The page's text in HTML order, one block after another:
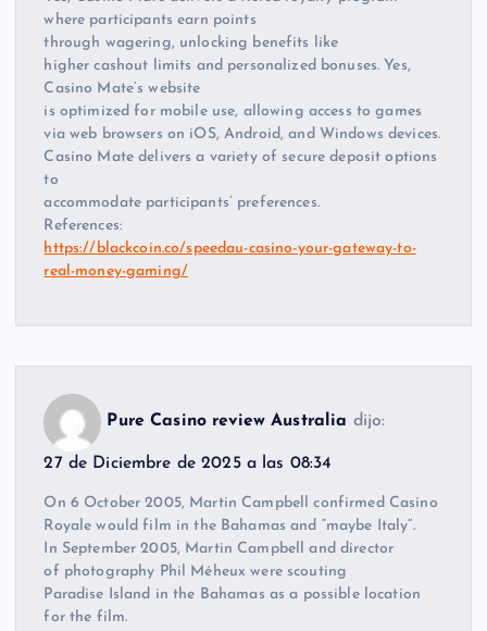
where participants earn points
through wagering, unlocking benefits like
higher cashout limits and personalized bonuses. Yes,
Casino Mate’s website
is optimized for mobile use, allowing access to games
via web browsers on iOS, Android, and Windows devices.
Casino Mate delivers a variety of secure deposit options
to
accommodate participants’ preferences.
References:
https://blackcoin.co/speedau-casino-your-gateway-to-
real-money-gaming/
Pure Casino review Australia dijo:
27 de Diciembre de 2025 a las 08:34
On 6 October 2005, Martin Campbell confirmed Casino
Royale would film in the Bahamas and “maybe Italy”.
In September 2005, Martin Campbell and director
of photography Phil Méheux were scouting
Paradise Island in the Bahamas as a possible location
for the film.